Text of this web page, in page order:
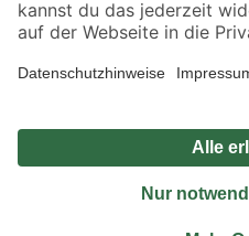
Alle Preisangaben in EUR inkl. gesetzl.
Umständen nicht in allen Märkten verfügbar.
Produkte nur solange der Vorrat reicht.
*Paketversand ab 59 € versandkostenfrei, gilt
Privatsphäre
Nutzungsbedingungen